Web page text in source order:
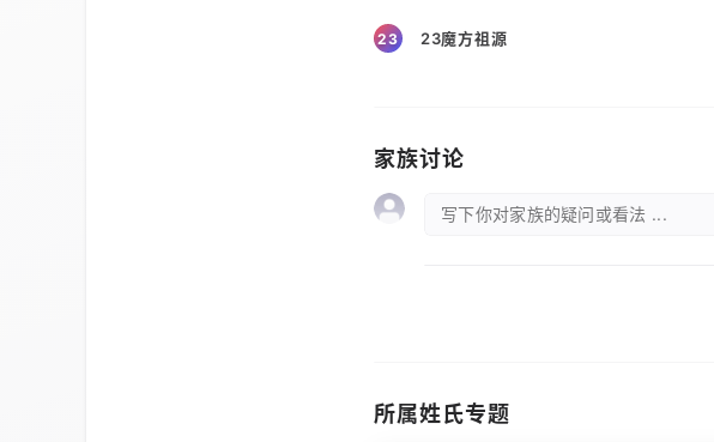
23 23魔方祖源
家族讨论
写下你对家族的疑问或看法 ...
所属姓氏专题